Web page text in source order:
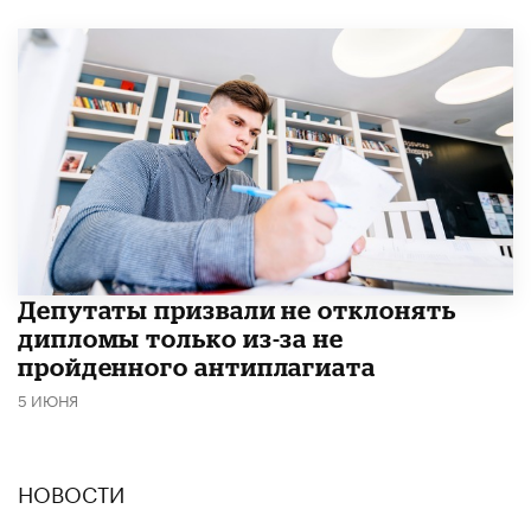
Депутаты призвали не отклонять
дипломы только из-за не
пройденного антиплагиата
5 ИЮНЯ
НОВОСТИ